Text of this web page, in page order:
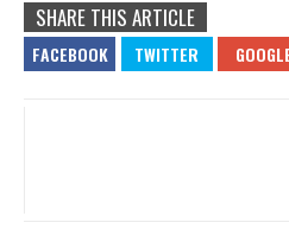
SHARE THIS ARTICLE